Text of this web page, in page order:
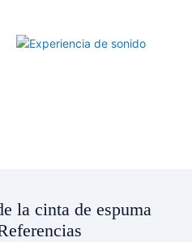
la cinta de espuma